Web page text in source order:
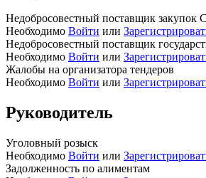
Недобросовестный поставщик закупок
Необходимо Войти или
Недобросовестный поставщик
Необходимо Войти или
Жалобы на организатора тендеров
Необходимо Войти или
Руководитель
Уголовный розыск
Необходимо Войти или
Задолженность по алиментам